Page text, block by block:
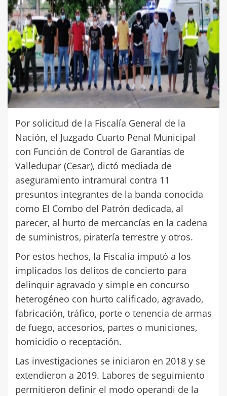
Por solicitud de la Fiscalía General de la
Nación, el Juzgado Cuarto Penal Municipal
con Función de Control de Garantías de
Valledupar (Cesar), dictó mediada de
aseguramiento intramural contra 11
presuntos integrantes de la banda conocida
como El Combo del Patrón dedicada, al
parecer, al hurto de mercancías en la cadena
de suministros, piratería terrestre y otros.
Por estos hechos, la Fiscalía imputó a los
implicados los delitos de concierto para
delinquir agravado y simple en concurso
heterogéneo con hurto calificado, agravado,
fabricación, tráfico, porte o tenencia de armas
de fuego, accesorios, partes o municiones,
homicidio o receptación.
Las investigaciones se iniciaron en 2018 y se
extendieron a 2019. Labores de seguimiento
permitieron definir el modo operandi de la